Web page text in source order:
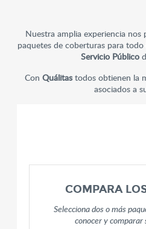
Nuestra amplia experiencia
paquetes de coberturas para
Servicio Público
Con Quálitas todos obtienen la
asociados a
COMPARA
Selecciona dos o más
conocer y comparar